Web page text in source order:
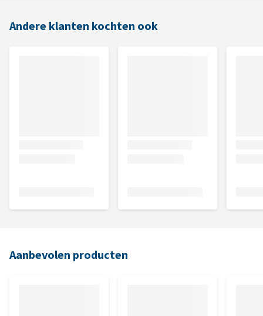
Andere klanten kochten ook
Aanbevolen producten